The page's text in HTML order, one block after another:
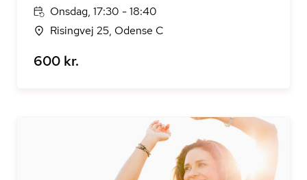
Onsdag, 17:30 - 18:40
Risingvej 25, Odense C
600 kr.